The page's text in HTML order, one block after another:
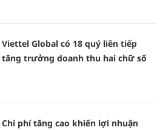
Viettel Global có 18 quý liên tiếp
tăng trưởng doanh thu hai chữ số
Chi phí tăng cao khiến lợi nhuận